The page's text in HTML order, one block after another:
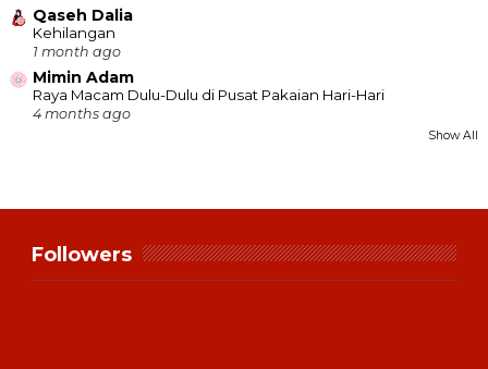
Qaseh Dalia
Kehilangan
1 month ago
Mimin Adam
Raya Macam Dulu-Dulu di Pusat Pakaian Hari-Hari
4 months ago
Show All
Followers